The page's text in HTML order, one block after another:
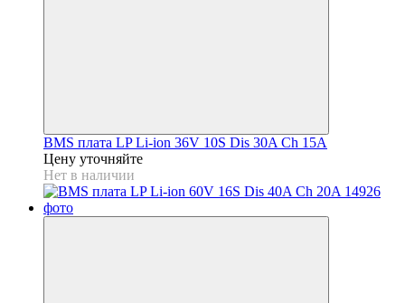
BMS плата LP Li-ion 36V 10S Dis 30A Ch 15A
Цену уточняйте
Нет в наличии